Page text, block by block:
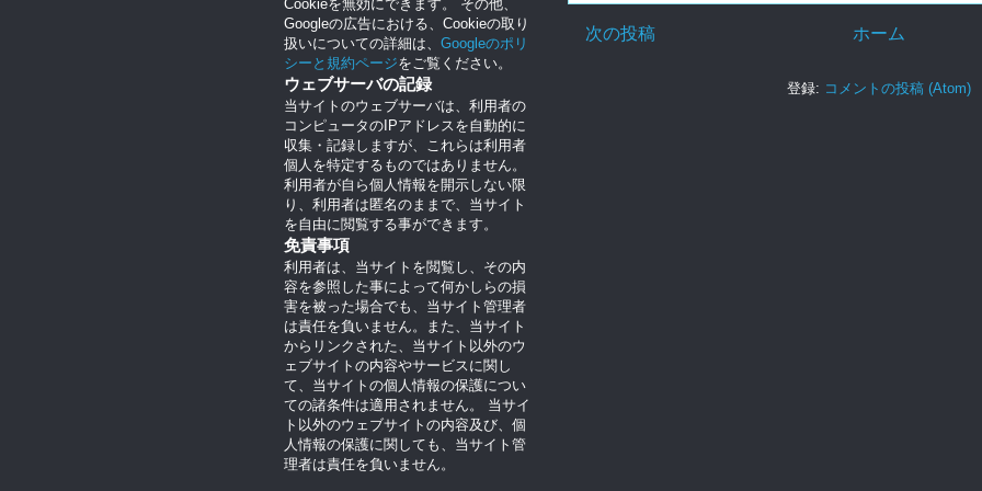
次の投稿 ホーム
登録: コメントの投稿 (Atom)
Cookieを無効にできます。 その他、
Googleの広告における、Cookieの取り
扱いについての詳細は、 Googleのポリ
シーと規約ページをご覧ください。
ウェブサーバの記録
当サイトのウェブサーバは、利用者の
コンピュータのIPアドレスを自動的に
収集・記録しますが、これらは利用者
個人を特定するものではありません。
利用者が自ら個人情報を開示しない限
り、利用者は匿名のままで、当サイト
を自由に閲覧する事ができます。
免責事項
利用者は、当サイトを閲覧し、その内
容を参照した事によって何かしらの損
害を被った場合でも、当サイト管理者
は責任を負いません。また、当サイト
からリンクされた、当サイト以外のウ
ェブサイトの内容やサービスに関し
て、当サイトの個人情報の保護につい
ての諸条件は適用されません。 当サイ
ト以外のウェブサイトの内容及び、個
人情報の保護に関しても、当サイト管
理者は責任を負いません。